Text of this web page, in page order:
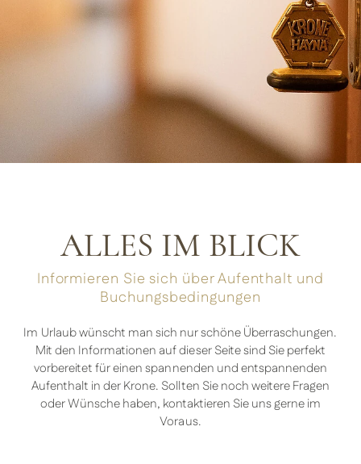
ALLES IM BLICK
Informieren Sie sich über Aufenthalt und
Buchungsbedingungen
Im Urlaub wünscht man sich nur schöne Überraschungen.
Mit den Informationen auf dieser Seite sind Sie perfekt
vorbereitet für einen spannenden und entspannenden
Aufenthalt in der Krone. Sollten Sie noch weitere Fragen
oder Wünsche haben, kontaktieren Sie uns gerne im
Voraus.